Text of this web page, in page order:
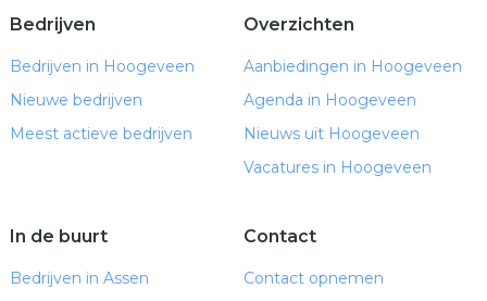
Bedrijven
Bedrijven in Hoogeveen
Nieuwe bedrijven
Meest actieve bedrijven
Overzichten
Aanbiedingen in Hoogeveen
Agenda in Hoogeveen
Nieuws uit Hoogeveen
Vacatures in Hoogeveen
In de buurt
Bedrijven in Assen
Contact
Contact opnemen